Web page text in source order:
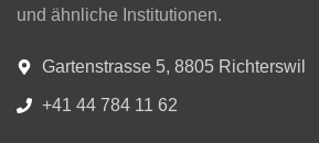
und ähnliche Institutionen.
Gartenstrasse 5, 8805 Richterswil
+41 44 784 11 62